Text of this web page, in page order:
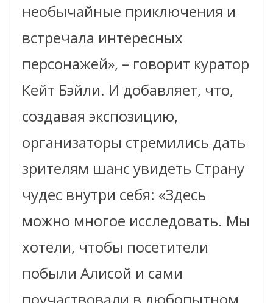
необычайные приключения и
встречала интересных
персонажей», – говорит куратор
Кейт Бэйли. И добавляет, что,
создавая экспозицию,
организаторы стремились дать
зрителям шанс увидеть Страну
чудес внутри себя: «Здесь
можно многое исследовать. Мы
хотели, чтобы посетители
побыли Алисой и сами
поучаствовали в любопытном